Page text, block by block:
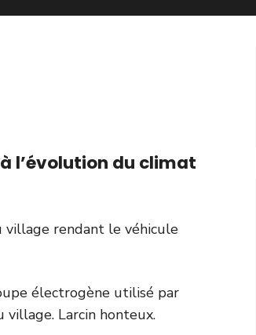
l’évolution du climat
village rendant le véhicule
électrogène utilisé par
village. Larcin honteux.